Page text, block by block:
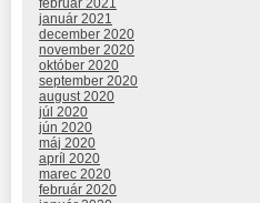
február 2021
január 2021
december 2020
november 2020
október 2020
september 2020
august 2020
júl 2020
jún 2020
máj 2020
apríl 2020
marec 2020
február 2020